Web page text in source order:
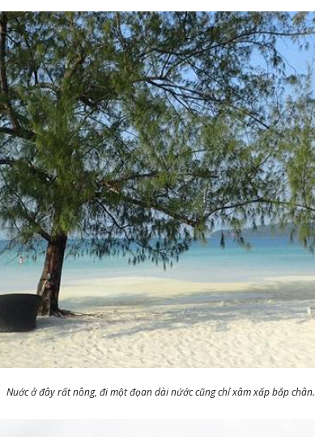
Nuớc ở đây rất nông, đi một đọan dài nứớc cũng chỉ xâm xấp bắp chân.